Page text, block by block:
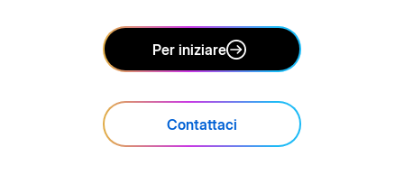
Per iniziare
Contattaci